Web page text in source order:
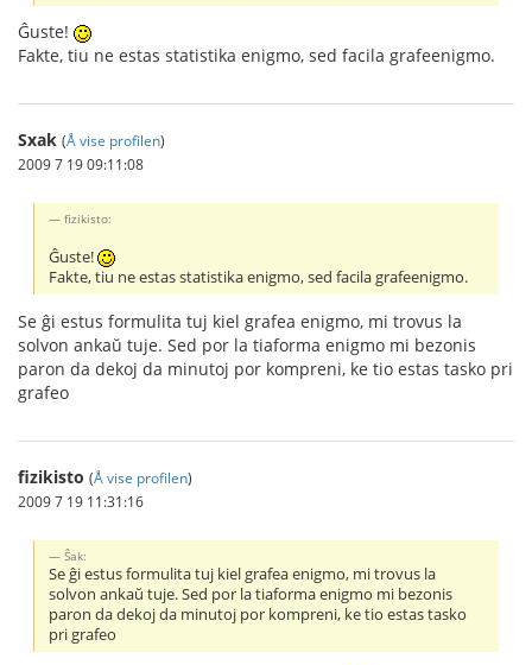
Ĝuste!
Fakte, tiu ne estas statistika enigmo, sed facila grafeenigmo.
Sxak (Å vise profilen)
2009 7 19 09:11:08
fizikisto:
Ĝuste!
Fakte, tiu ne estas statistika enigmo, sed facila grafeenigmo.
Se ĝi estus formulita tuj kiel grafea enigmo, mi trovus la
solvon ankaŭ tuje. Sed por la tiaforma enigmo mi bezonis
paron da dekoj da minutoj por kompreni, ke tio estas tasko pri
grafeo
fizikisto (Å vise profilen)
2009 7 19 11:31:16
Ŝak:
Se ĝi estus formulita tuj kiel grafea enigmo, mi trovus la
solvon ankaŭ tuje. Sed por la tiaforma enigmo mi bezonis
paron da dekoj da minutoj por kompreni, ke tio estas tasko
pri grafeo